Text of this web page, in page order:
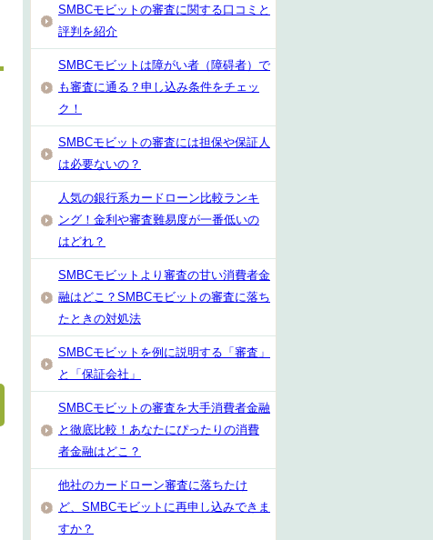
SMBCモビットの審査に関する口コミと
評判を紹介
SMBCモビットは障がい者（障碍者）で
も審査に通る？申し込み条件をチェッ
ク！
SMBCモビットの審査には担保や保証人
は必要ないの？
人気の銀行系カードローン比較ランキ
ング！金利や審査難易度が一番低いの
はどれ？
SMBCモビットより審査の甘い消費者金
融はどこ？SMBCモビットの審査に落ち
たときの対処法
SMBCモビットを例に説明する「審査」
と「保証会社」
SMBCモビットの審査を大手消費者金融
と徹底比較！あなたにぴったりの消費
者金融はどこ？
他社のカードローン審査に落ちたけ
ど、SMBCモビットに再申し込みできま
すか？